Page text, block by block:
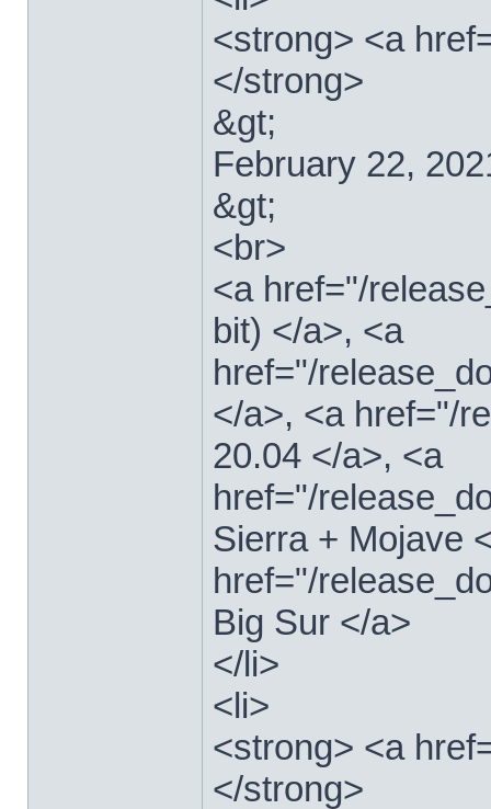
<strong> <a
</strong>
&gt;
February 22,
&gt;
<br>
<a href="/
bit) </a>, <a
href="/
</a>, <a href="/
20.04 </a>, <a
href="/
Sierra + Mojave
href="/
Big Sur </a>
</li>
<li>
<strong> <a
</strong>